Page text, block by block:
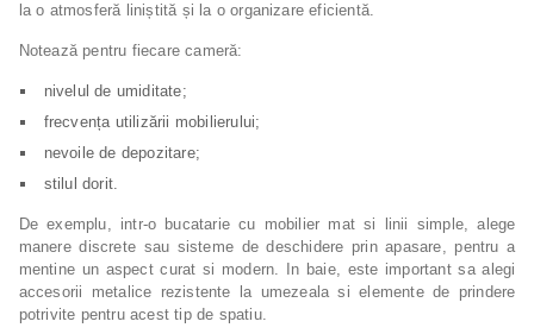
la o atmosferă liniștită și la o organizare eficientă.
Notează pentru fiecare cameră:
nivelul de umiditate;
frecvența utilizării mobilierului;
nevoile de depozitare;
stilul dorit.
De exemplu, intr-o bucatarie cu mobilier mat si linii simple, alege
manere discrete sau sisteme de deschidere prin apasare, pentru a
mentine un aspect curat si modern. In baie, este important sa alegi
accesorii metalice rezistente la umezeala si elemente de prindere
potrivite pentru acest tip de spatiu.